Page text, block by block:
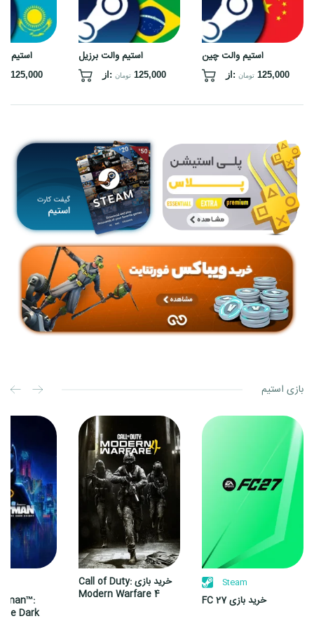
استیم والت چین
از: 125,000 تومان
استیم والت برزیل
از: 125,000 تومان
استیم
125,000
بازی استیم
بازی
Steam
خرید بازی FC 27
بازی
Call
Modern
Warfare
خرید بازی Call of Duty:
Modern Warfare 4
Dark